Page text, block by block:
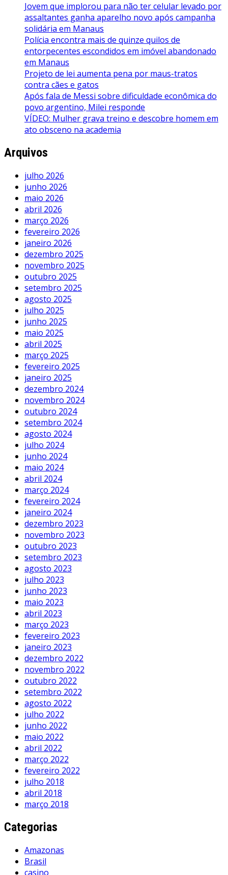
Jovem que implorou para não ter celular levado por
assaltantes ganha aparelho novo após campanha
solidária em Manaus
Polícia encontra mais de quinze quilos de
entorpecentes escondidos em imóvel abandonado
em Manaus
Projeto de lei aumenta pena por maus-tratos
contra cães e gatos
Após fala de Messi sobre dificuldade econômica do
povo argentino, Milei responde
VÍDEO: Mulher grava treino e descobre homem em
ato obsceno na academia
Arquivos
julho 2026
junho 2026
maio 2026
abril 2026
março 2026
fevereiro 2026
janeiro 2026
dezembro 2025
novembro 2025
outubro 2025
setembro 2025
agosto 2025
julho 2025
junho 2025
maio 2025
abril 2025
março 2025
fevereiro 2025
janeiro 2025
dezembro 2024
novembro 2024
outubro 2024
setembro 2024
agosto 2024
julho 2024
junho 2024
maio 2024
abril 2024
março 2024
fevereiro 2024
janeiro 2024
dezembro 2023
novembro 2023
outubro 2023
setembro 2023
agosto 2023
julho 2023
junho 2023
maio 2023
abril 2023
março 2023
fevereiro 2023
janeiro 2023
dezembro 2022
novembro 2022
outubro 2022
setembro 2022
agosto 2022
julho 2022
junho 2022
maio 2022
abril 2022
março 2022
fevereiro 2022
julho 2018
abril 2018
março 2018
Categorias
Amazonas
Brasil
casino